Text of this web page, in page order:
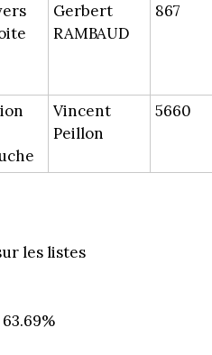
Gerbert
RAMBAUD
867
Vincent
Peillon
5660
les listes